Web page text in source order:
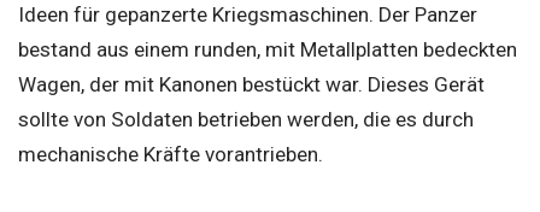
Ideen für gepanzerte Kriegsmaschinen. Der Panzer
bestand aus einem runden, mit Metallplatten bedeckten
Wagen, der mit Kanonen bestückt war. Dieses Gerät
sollte von Soldaten betrieben werden, die es durch
mechanische Kräfte vorantrieben.